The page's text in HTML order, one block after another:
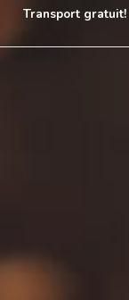
Skip
content
Transport gratuit!